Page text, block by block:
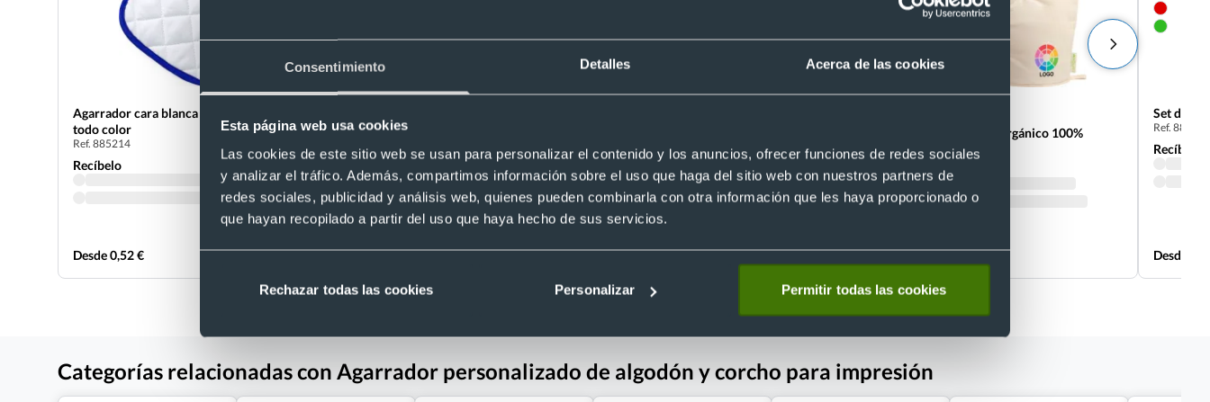
Consentimiento Detalles Acerca de las cookies
Esta página web usa cookies
Las cookies de este sitio web se usan para personalizar el contenido y los anuncios, ofrecer funciones de redes sociales
y analizar el tráfico. Además, compartimos información sobre el uso que haga del sitio web con nuestros partners de
redes sociales, publicidad y análisis web, quienes pueden combinarla con otra información que les haya proporcionado o
que hayan recopilado a partir del uso que haya hecho de sus servicios.
Rechazar todas las cookies Personalizar Permitir todas las cookies
Agarrador cara blanca ideal sublimación
todo color
Ref. 885214
Recíbelo
Desde 0,52 €
Ref. 889063
Recíbelo
Desde 0,65 €
Recíbelo
Desde 1,40 €
Manopla de algodón orgánico 100%
Ref. 886469
Recíbelo
Desde 0,99 €
Set de 2
Ref. 885021
Recíbelo
Desde
Categorías relacionadas con Agarrador personalizado de algodón y corcho para impresión